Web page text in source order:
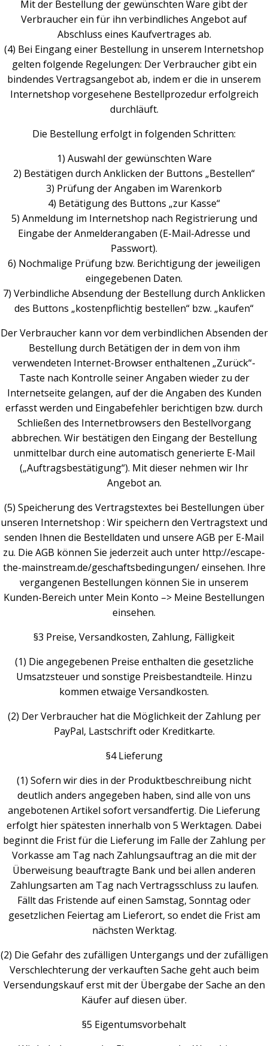
Mit der Bestellung der gewünschten Ware gibt der
Verbraucher ein für ihn verbindliches Angebot auf
Abschluss eines Kaufvertrages ab.
(4) Bei Eingang einer Bestellung in unserem Internetshop
gelten folgende Regelungen: Der Verbraucher gibt ein
bindendes Vertragsangebot ab, indem er die in unserem
Internetshop vorgesehene Bestellprozedur erfolgreich
durchläuft.
Die Bestellung erfolgt in folgenden Schritten:
1) Auswahl der gewünschten Ware
2) Bestätigen durch Anklicken der Buttons „Bestellen“
3) Prüfung der Angaben im Warenkorb
4) Betätigung des Buttons „zur Kasse“
5) Anmeldung im Internetshop nach Registrierung und
Eingabe der Anmelderangaben (E-Mail-Adresse und
Passwort).
6) Nochmalige Prüfung bzw. Berichtigung der jeweiligen
eingegebenen Daten.
7) Verbindliche Absendung der Bestellung durch Anklicken
des Buttons „kostenpflichtig bestellen“ bzw. „kaufen“
Der Verbraucher kann vor dem verbindlichen Absenden der
Bestellung durch Betätigen der in dem von ihm
verwendeten Internet-Browser enthaltenen „Zurück“-
Taste nach Kontrolle seiner Angaben wieder zu der
Internetseite gelangen, auf der die Angaben des Kunden
erfasst werden und Eingabefehler berichtigen bzw. durch
Schließen des Internetbrowsers den Bestellvorgang
abbrechen. Wir bestätigen den Eingang der Bestellung
unmittelbar durch eine automatisch generierte E-Mail
(„Auftragsbestätigung“). Mit dieser nehmen wir Ihr
Angebot an.
(5) Speicherung des Vertragstextes bei Bestellungen über
unseren Internetshop : Wir speichern den Vertragstext und
senden Ihnen die Bestelldaten und unsere AGB per E-Mail
zu. Die AGB können Sie jederzeit auch unter http://escape-
the-mainstream.de/geschaftsbedingungen/ einsehen. Ihre
vergangenen Bestellungen können Sie in unserem
Kunden-Bereich unter Mein Konto –> Meine Bestellungen
einsehen.
§3 Preise, Versandkosten, Zahlung, Fälligkeit
(1) Die angegebenen Preise enthalten die gesetzliche
Umsatzsteuer und sonstige Preisbestandteile. Hinzu
kommen etwaige Versandkosten.
(2) Der Verbraucher hat die Möglichkeit der Zahlung per
PayPal, Lastschrift oder Kreditkarte.
§4 Lieferung
(1) Sofern wir dies in der Produktbeschreibung nicht
deutlich anders angegeben haben, sind alle von uns
angebotenen Artikel sofort versandfertig. Die Lieferung
erfolgt hier spätesten innerhalb von 5 Werktagen. Dabei
beginnt die Frist für die Lieferung im Falle der Zahlung per
Vorkasse am Tag nach Zahlungsauftrag an die mit der
Überweisung beauftragte Bank und bei allen anderen
Zahlungsarten am Tag nach Vertragsschluss zu laufen.
Fällt das Fristende auf einen Samstag, Sonntag oder
gesetzlichen Feiertag am Lieferort, so endet die Frist am
nächsten Werktag.
(2) Die Gefahr des zufälligen Untergangs und der zufälligen
Verschlechterung der verkauften Sache geht auch beim
Versendungskauf erst mit der Übergabe der Sache an den
Käufer auf diesen über.
§5 Eigentumsvorbehalt